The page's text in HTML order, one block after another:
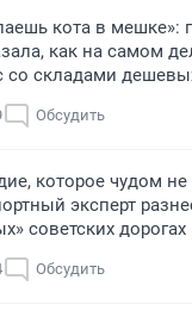
кота в мешке»:
как на самом
со складами
Обсудить
которое чудом
эксперт
советских дорогах
Обсудить